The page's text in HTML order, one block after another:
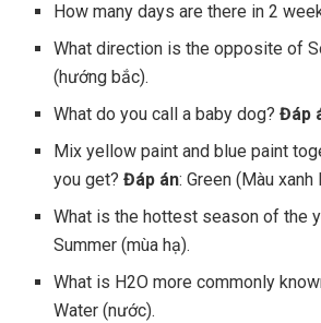
How many days are there in 2
What direction is the opposite of
(hướng bắc).
What do you call a baby dog?Đáp
Mix yellow paint and blue paint
you get?Đáp án: Green (Màu xanh
What is the hottest season of the
Summer (mùa hạ).
What is H2O more commonly
Water (nước).